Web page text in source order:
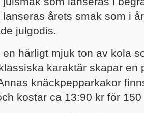
årets smak som i
julgodis.
härligt mjuk ton av kola
karaktär skapar en
knäckpepparkakor
kostar ca 13:90 kr för 150